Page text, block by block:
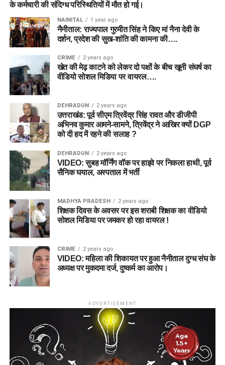
के कर्मचारी की संदिग्ध परिस्थितियों में मौत हो गई।
NAINITAL 1 year ago
नैनीताल: राज्यपाल गुरमीत सिंह ने किए मां नैना देवी के
दर्शन, प्रदेश की सुख-शांति की कामना की….
CRIME 2 years ago
खेत की मेढ़ काटने को लेकर दो पक्षों के बीच खूनी संघर्ष का
वीडियो सोशल मिडिया पर वायरल….
DEHRADUN 2 years ago
उत्तराखंड: पूर्व सीएम त्रिवेंद्र सिंह रावत और डीजीपी
अभिनव कुमार आमने-सामने, त्रिवेंद्र ने आखिर क्यों DGP
को दी हद में रहने की सलाह ?
DEHRADUN 2 years ago
VIDEO: सुबह मॉर्निंग वॉक पर हाइवे पर निकला हाथी, पूर्व
सैनिक घयाल, अस्पताल में भर्ती
MADHYA PRADESH 2 years ago
शिक्षक दिवस के अवसर पर इस शराबी शिक्षक का वीडियो
सोशल मिडिया पर जमकर हो रहा वायरल !
CRIME 2 years ago
VIDEO: महिला की शिकायत पर हुआ नैनीताल दुग्ध संघ के
अध्यक्ष पर मुकदमा दर्ज, दुष्कर्म का आरोप।
ADVERTISEMENT